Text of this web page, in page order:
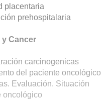
placentaria
prehospitalaria
Cancer
carcinogenicas
del paciente oncológico
Evaluación. Situación
oncológico